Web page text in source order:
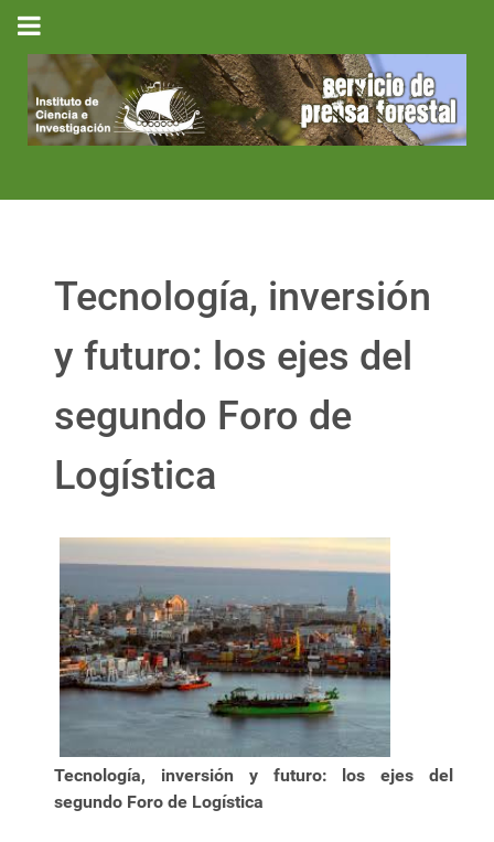
Tecnología, inversión
y futuro: los ejes del
segundo Foro de
Logística
Tecnología, inversión y futuro: los ejes del
segundo Foro de Logística